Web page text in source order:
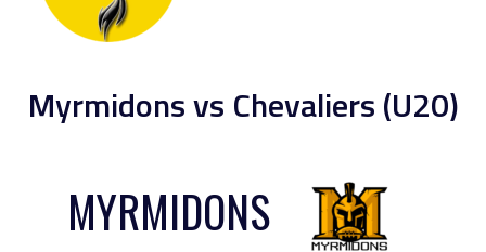
Myrmidons vs Chevaliers (U20)
MYRMIDONS